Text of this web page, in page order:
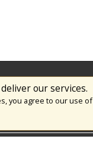
our services.
you agree to our use of
Σώμα